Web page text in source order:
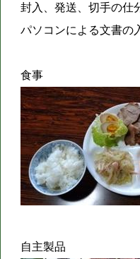
封入、発送、切手の仕
パソコンによる文書の
食事
自主製品